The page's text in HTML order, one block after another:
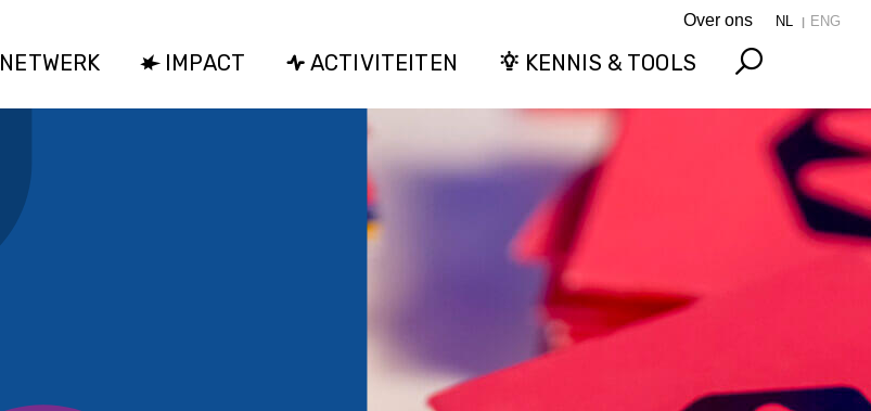
Over ons NL ENG
NETWERK IMPACT ACTIVITEITEN KENNIS & TOOLS